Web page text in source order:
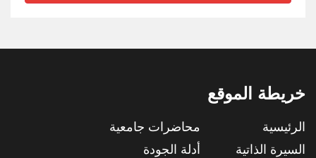
خريطة الموقع
الرئيسية
السيرة الذاتية
محاضرات جامعية
أدلة الجودة